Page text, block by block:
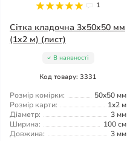
1
Сітка кладочна 3x50x50 мм
(1x2 м) (лист)
В наявності
Код товару: 3331
Розмір комірки:
50x50 мм
Розмір карти:
1x2 м
Діаметр:
3 мм
Ширина:
100 см
Довжина:
3 мм